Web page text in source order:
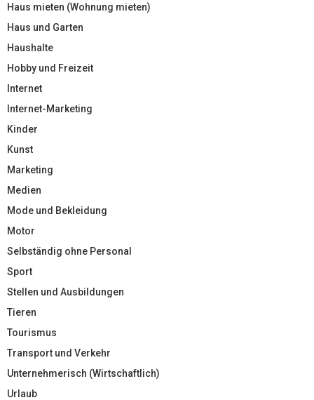
Haus mieten (Wohnung mieten)
Haus und Garten
Haushalte
Hobby und Freizeit
Internet
Internet-Marketing
Kinder
Kunst
Marketing
Medien
Mode und Bekleidung
Motor
Selbständig ohne Personal
Sport
Stellen und Ausbildungen
Tieren
Tourismus
Transport und Verkehr
Unternehmerisch (Wirtschaftlich)
Urlaub